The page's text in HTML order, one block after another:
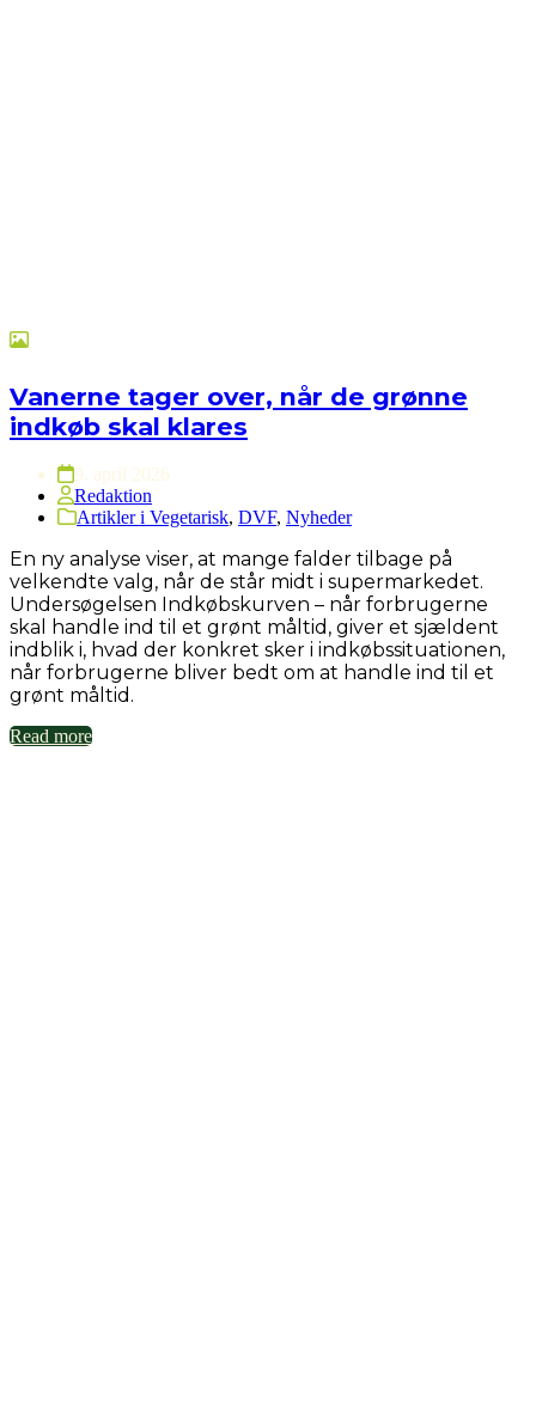
Vanerne tager over, når de grønne
indkøb skal klares
9. april 2026
Redaktion
Artikler i Vegetarisk, DVF, Nyheder
En ny analyse viser, at mange falder tilbage på
velkendte valg, når de står midt i supermarkedet.
Undersøgelsen Indkøbskurven – når forbrugerne
skal handle ind til et grønt måltid, giver et sjældent
indblik i, hvad der konkret sker i indkøbssituationen,
når forbrugerne bliver bedt om at handle ind til et
grønt måltid.
Read more